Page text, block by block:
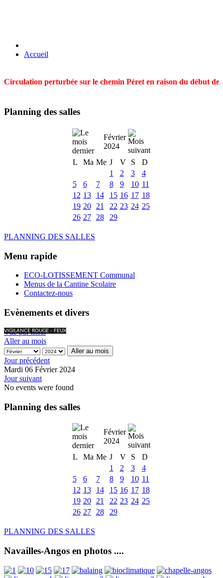
Accueil
Circulation perturbée sur le chemin Péret en raison du début
Planning des salles
Février
2024
L
Ma Me J V S
D
1
2 3
4
5
6 7 8 9 10 11
12 13 14 15 16 17 18
19 20 21 22 23 24 25
26 27 28 29
PLANNING DES SALLES
Menu rapide
ECO-LOTISSEMENT Communal
Menus de la Cantine Scolaire
Contactez-nous
Evènements et divers
VIGILANCE ROUGE - FEUX
Vue par mois
Aller au mois
Aller au mois
Jour précédent
Mardi 06 Février 2024
Jour suivant
No events were found
Planning des salles
Février
2024
L
Ma Me J V S
D
1
2 3
4
5
6 7 8 9 10 11
12 13 14 15 16 17 18
19 20 21 22 23 24 25
26 27 28 29
PLANNING DES SALLES
Navailles-Angos en photos ....